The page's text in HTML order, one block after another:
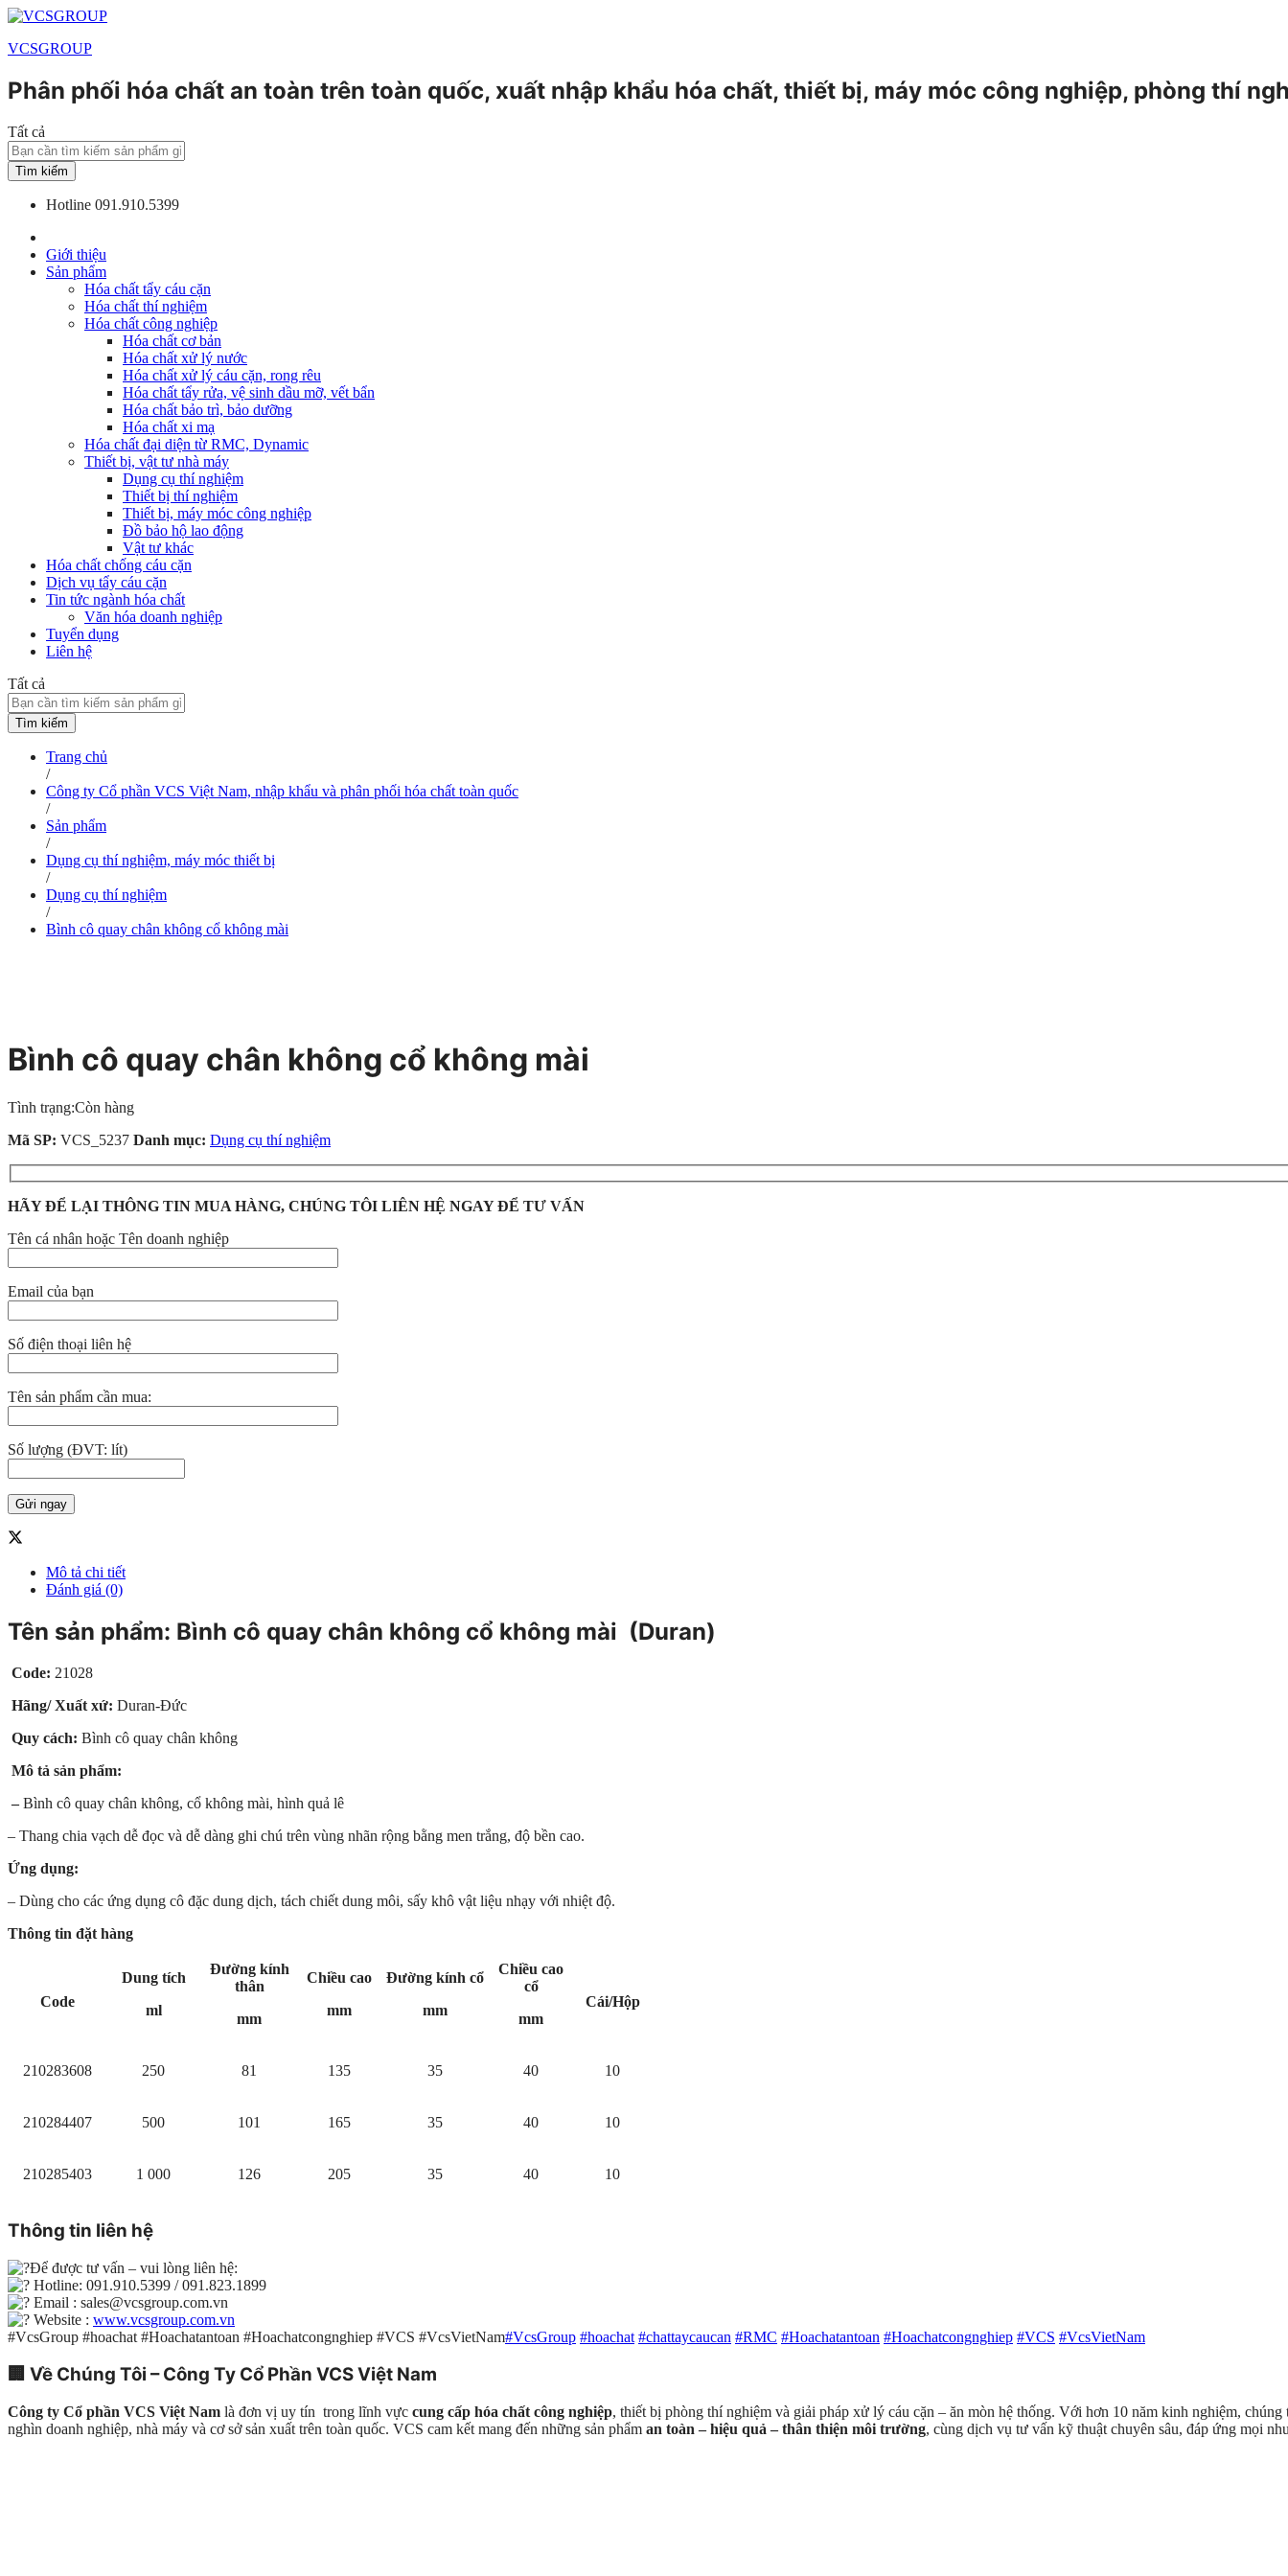
VCSGROUP
Phân phối hóa chất an toàn trên toàn quốc, xuất nhập khẩu hóa chất, thiết bị, máy móc công nghiệp, phòng thí
Tất cả
Tìm kiếm
Hotline 091.910.5399
Giới thiệu
Sản phẩm
Hóa chất tẩy cáu cặn
Hóa chất thí nghiệm
Hóa chất công nghiệp
Hóa chất cơ bản
Hóa chất xử lý nước
Hóa chất xử lý cáu cặn, rong rêu
Hóa chất tẩy rửa, vệ sinh dầu mỡ, vết bẩn
Hóa chất bảo trì, bảo dưỡng
Hóa chất xi mạ
Hóa chất đại diện từ RMC, Dynamic
Thiết bị, vật tư nhà máy
Dụng cụ thí nghiệm
Thiết bị thí nghiệm
Thiết bị, máy móc công nghiệp
Đồ bảo hộ lao động
Vật tư khác
Hóa chất chống cáu cặn
Dịch vụ tẩy cáu cặn
Tin tức ngành hóa chất
Văn hóa doanh nghiệp
Tuyển dụng
Liên hệ
Tất cả
Tìm kiếm
Trang chủ
/
Công ty Cổ phần VCS Việt Nam, nhập khẩu và phân phối hóa chất toàn quốc
/
Sản phẩm
/
Dụng cụ thí nghiệm, máy móc thiết bị
/
Dụng cụ thí nghiệm
/
Bình cô quay chân không cổ không mài
Bình cô quay chân không cổ không mài
Tình trạng:Còn hàng
Mã SP: VCS_5237 Danh mục: Dụng cụ thí nghiệm
HÃY ĐỂ LẠI THÔNG TIN MUA HÀNG, CHÚNG TÔI LIÊN HỆ NGAY ĐỂ TƯ VẤN
Tên cá nhân hoặc Tên doanh nghiệp
Email của bạn
Số điện thoại liên hệ
Tên sản phẩm cần mua:
Số lượng (ĐVT: lít)
Mô tả chi tiết
Đánh giá (0)
Tên sản phẩm: Bình cô quay chân không cổ không mài (Duran)
Code: 21028
Hãng/ Xuất xứ: Duran-Đức
Quy cách: Bình cô quay chân không
Mô tả sản phẩm:
–Bình cô quay chân không, cổ không mài, hình quả lê
– Thang chia vạch dễ đọc và dễ dàng ghi chú trên vùng nhãn rộng bằng men trắng, độ bền cao.
Ứng dụng:
– Dùng cho các ứng dụng cô đặc dung dịch, tách chiết dung môi, sấy khô vật liệu nhạy với nhiệt độ.
Thông tin đặt hàng
Code
Dung tích
ml
Đường kính
thân
mm
Chiều cao
mm
Đường kính cổ
mm
Chiều cao
cổ
mm
Cái/Hộp
210283608 250 81 135 35 40 10
210284407 500 101 165 35 40 10
210285403 1 000 126 205 35 40 10
Thông tin liên hệ
Để được tư vấn – vui lòng liên hệ:
Hotline: 091.910.5399 / 091.823.1899
Email : sales@vcsgroup.com.vn
Website : www.vcsgroup.com.vn
#VcsGroup #hoachat #Hoachatantoan #Hoachatcongnghiep #VCS #VcsVietNam#VcsGroup #hoachat #chattaycaucan #RMC #Hoachatantoan #Hoachatcongnghiep #VCS #VcsVietNam
🏢 Về Chúng Tôi – Công Ty Cổ Phần VCS Việt Nam
Công ty Cổ phần VCS Việt Nam là đơn vị uy tín trong lĩnh vực cung cấp hóa chất công nghiệp, thiết bị phòng thí nghiệm và giải pháp xử lý cáu cặn – ăn mòn hệ thống. Với hơn 10 năm kinh nghiệm,
nghìn doanh nghiệp, nhà máy và cơ sở sản xuất trên toàn quốc. VCS cam kết mang đến những sản phẩm an toàn – hiệu quả – thân thiện môi trường, cùng dịch vụ tư vấn kỹ thuật chuyên sâu, đáp ứng mọi